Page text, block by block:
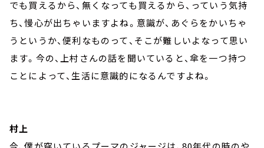
でも買えるから、無くなっても買えるから、っていう気持
ち、慢心が出ちゃいますよね。意識が、あぐらをかいちゃ
うというか、便利なものって、そこが難しいよなって思い
ます。今の、上村さんの話を聞いていると、傘を一つ持つ
ことによって、生活に意識的になるんですよね。
村上